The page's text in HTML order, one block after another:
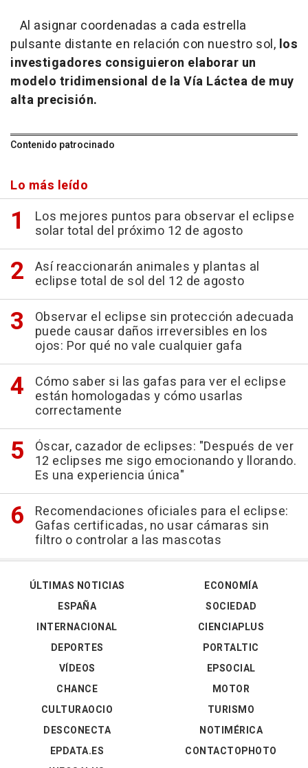
Al asignar coordenadas a cada estrella
pulsante distante en relación con nuestro sol, los
investigadores consiguieron elaborar un
modelo tridimensional de la Vía Láctea de muy
alta precisión.
Contenido patrocinado
Lo más leído
Los mejores puntos para observar el eclipse
solar total del próximo 12 de agosto
Así reaccionarán animales y plantas al
eclipse total de sol del 12 de agosto
Observar el eclipse sin protección adecuada
puede causar daños irreversibles en los
ojos: Por qué no vale cualquier gafa
Cómo saber si las gafas para ver el eclipse
están homologadas y cómo usarlas
correctamente
Óscar, cazador de eclipses: "Después de ver
12 eclipses me sigo emocionando y llorando.
Es una experiencia única"
Recomendaciones oficiales para el eclipse:
Gafas certificadas, no usar cámaras sin
filtro o controlar a las mascotas
ÚLTIMAS NOTICIAS
ESPAÑA
INTERNACIONAL
DEPORTES
VÍDEOS
ECONOMÍA
SOCIEDAD
CIENCIAPLUS
PORTALTIC
EPSOCIAL
CHANCE
CULTURAOCIO
DESCONECTA
EPDATA.ES
MOTOR
TURISMO
NOTIMÉRICA
CONTACTOPHOTO